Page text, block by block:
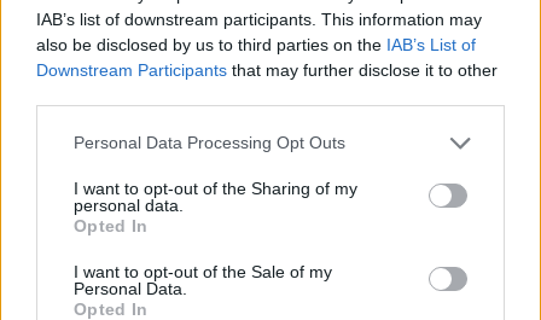
IAB’s list of downstream participants. This information may
also be disclosed by us to third parties on the IAB’s List of
Downstream Participants that may further disclose it to other
Personal Data Processing Opt Outs
I want to opt-out of the Sharing of my
personal data.
Opted In
I want to opt-out of the Sale of my
Personal Data.
Opted In
Treści i materiały zawarte w tym serwisie mają charakter
edukacyjno-informacyjny. Wydawca i redakcja serwisu nie ponosi
odpowiedzialności za efekty ich zastosowania. Przed
Reklama: